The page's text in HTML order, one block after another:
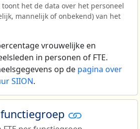
het de data over het personeel
mannelijk of onbekend) van het
vrouwelijke en
in personen of FTE.
op de pagina over
SIION.